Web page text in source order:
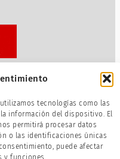
tecnologías como las
información del dispositivo. El
permitirá procesar datos
o las identificaciones únicas
puede afectar
y funciones.